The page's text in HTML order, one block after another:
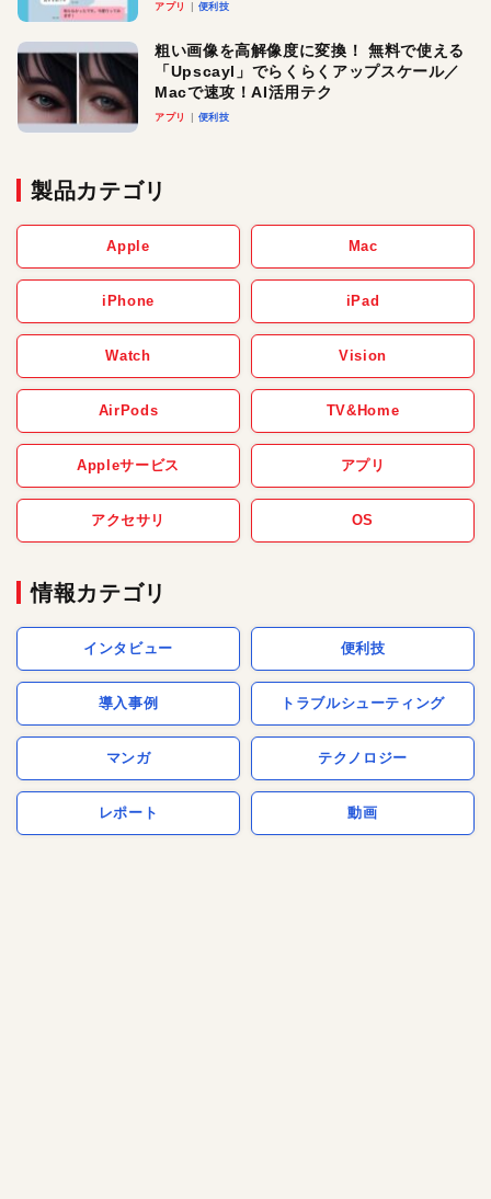
アプリ 便利技
粗い画像を高解像度に変換！ 無料で使える
「Upscayl」でらくらくアップスケール／
Macで速攻！AI活用テク
アプリ 便利技
製品カテゴリ
Apple Mac
iPhone iPad
Watch Vision
AirPods TV&Home
Appleサービス アプリ
アクセサリ OS
情報カテゴリ
インタビュー 便利技
導入事例 トラブルシューティング
マンガ テクノロジー
レポート 動画